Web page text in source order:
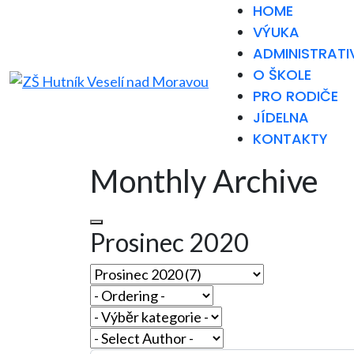
HOME
VÝUKA
O ŠKOLE
PRO RODIČE
JÍDELNA
KONTAKTY
Monthly Archive
Prosinec 2020